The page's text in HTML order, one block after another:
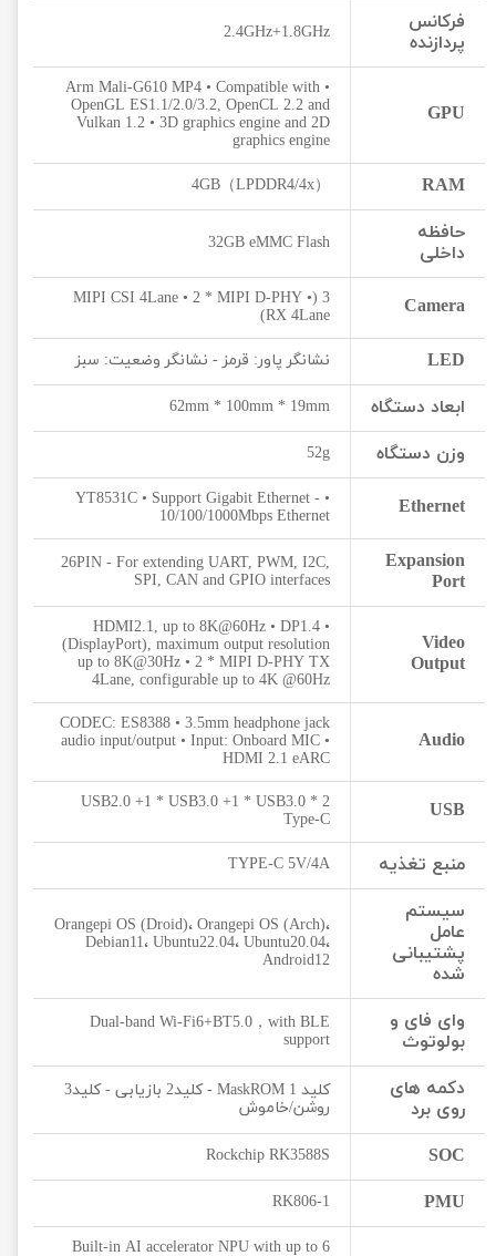
فرکانس
پردازنده
2.4GHz+1.8GHz
GPU
• Arm Mali-G610 MP4 • Compatible with
OpenGL ES1.1/2.0/3.2, OpenCL 2.2 and
Vulkan 1.2 • 3D graphics engine and 2D
graphics engine
RAM
4GB（LPDDR4/4x）
حافظه
داخلی
32GB eMMC Flash
Camera
3 (• MIPI CSI 4Lane • 2 * MIPI D-PHY
RX 4Lane)
LED نشانگر پاور: قرمز - نشانگر وضعیت: سبز
ابعاد دستگاه 62mm * 100mm * 19mm
وزن دستگاه 52g
Ethernet
• YT8531C • Support Gigabit Ethernet -
10/100/1000Mbps Ethernet
Expansion
Port
26PIN - For extending UART, PWM, I2C,
SPI, CAN and GPIO interfaces
Video
Output
• HDMI2.1, up to 8K@60Hz • DP1.4
(DisplayPort), maximum output resolution
up to 8K@30Hz • 2 * MIPI D-PHY TX
4Lane, configurable up to 4K @60Hz
Audio
CODEC: ES8388 • 3.5mm headphone jack
audio input/output • Input: Onboard MIC •
HDMI 2.1 eARC
USB
2 * USB2.0 +1 * USB3.0 +1 * USB3.0
Type-C
منبع تغذیه TYPE-C 5V/4A
سیستم
عامل
پشتیبانی
شده
Orangepi OS (Droid)، Orangepi OS (Arch)،
Debian11، Ubuntu22.04، Ubuntu20.04،
Android12
وای فای و
بولوتوث
Dual-band Wi-Fi6+BT5.0，with BLE
support
دکمه های
روی برد
کلید MaskROM 1 - کلید2 بازیابی - کلید3
روشن/خاموش
SOC
Rockchip RK3588S
PMU
RK806-1
Built-in AI accelerator NPU with up to 6